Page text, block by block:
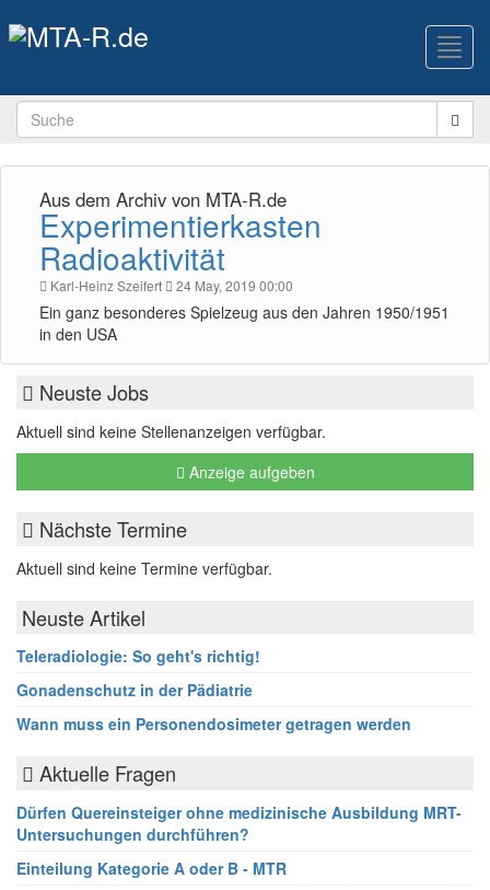
Aus dem Archiv von MTA-R.de
Experimentierkasten
Radioaktivität
Karl-Heinz Szeifert 24 May, 2019 00:00
Ein ganz besonderes Spielzeug aus den Jahren 1950/1951
in den USA
Neuste Jobs
Aktuell sind keine Stellenanzeigen verfügbar.
Anzeige aufgeben
Nächste Termine
Aktuell sind keine Termine verfügbar.
Neuste Artikel
Teleradiologie: So geht's richtig!
Gonadenschutz in der Pädiatrie
Wann muss ein Personendosimeter getragen werden
Aktuelle Fragen
Dürfen Quereinsteiger ohne medizinische Ausbildung MRT-
Untersuchungen durchführen?
Einteilung Kategorie A oder B - MTR